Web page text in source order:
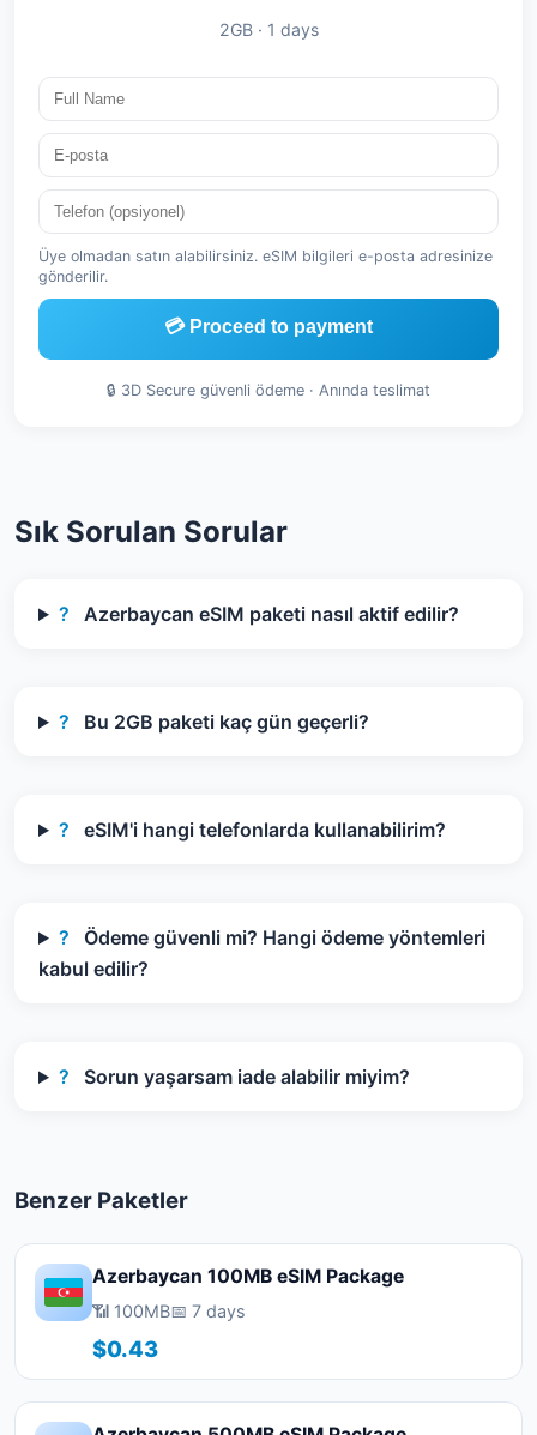
2GB · 1 days
Üye olmadan satın alabilirsiniz. eSIM bilgileri e-posta adresinize
gönderilir.
💳 Proceed to payment
🔒 3D Secure güvenli ödeme · Anında teslimat
Sık Sorulan Sorular
? Azerbaycan eSIM paketi nasıl aktif edilir?
? Bu 2GB paketi kaç gün geçerli?
? eSIM'i hangi telefonlarda kullanabilirim?
?
Ödeme güvenli mi? Hangi ödeme yöntemleri
kabul edilir?
? Sorun yaşarsam iade alabilir miyim?
Benzer Paketler
Azerbaycan 100MB eSIM Package
📶 100MB📅 7 days
$0.43